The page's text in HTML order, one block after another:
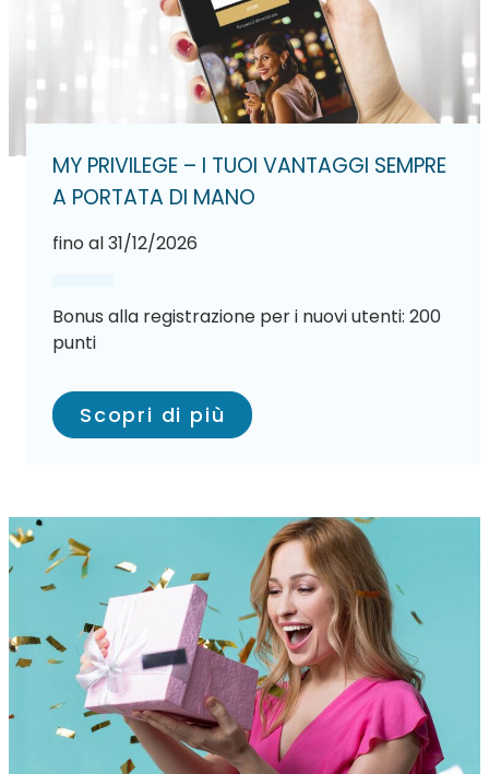
MY PRIVILEGE – I TUOI VANTAGGI SEMPRE
A PORTATA DI MANO
fino al 31/12/2026
Bonus alla registrazione per i nuovi utenti: 200
punti
Scopri di più